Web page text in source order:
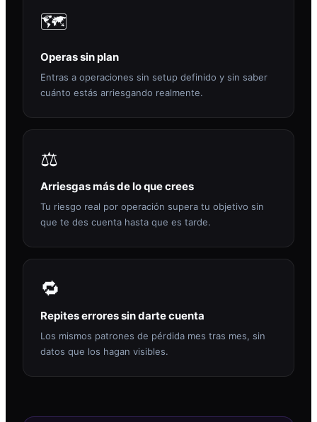
🗺️
Operas sin plan
Entras a operaciones sin setup definido y sin saber
cuánto estás arriesgando realmente.
⚖️
Arriesgas más de lo que crees
Tu riesgo real por operación supera tu objetivo sin
que te des cuenta hasta que es tarde.
🔁
Repites errores sin darte cuenta
Los mismos patrones de pérdida mes tras mes, sin
datos que los hagan visibles.